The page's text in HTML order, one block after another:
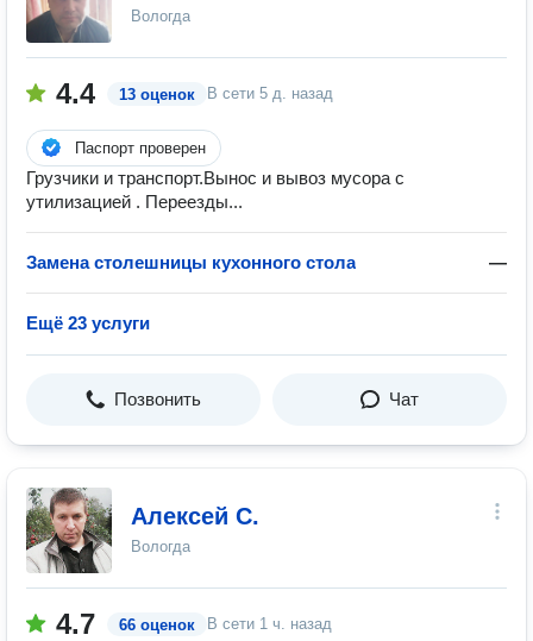
Вологда
4.4 13 оценок В сети 5 д. назад
Паспорт проверен
Грузчики и транспорт.Вынос и вывоз мусора с
утилизацией . Переезды...
Замена столешницы кухонного стола —
Ещё 23 услуги
Позвонить Чат
Алексей С.
Вологда
4.7 66 оценок В сети 1 ч. назад